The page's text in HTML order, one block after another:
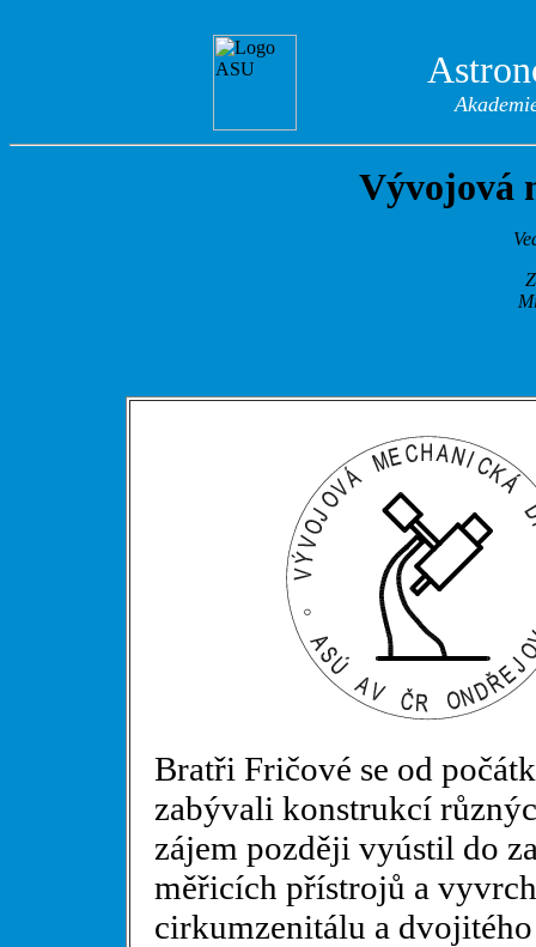
Vývojová
Bratři Fričové se od
zabývali konstrukcí
zájem později vyústil do
měřicích přístrojů a
cirkumzenitálu a